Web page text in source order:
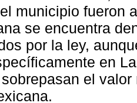
municipio fueron
se encuentra
por la ley,
en
el